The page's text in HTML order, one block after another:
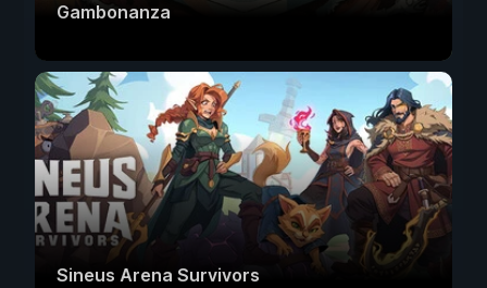
Gambonanza
Sineus Arena Survivors